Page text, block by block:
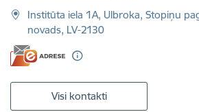
Institūta iela 1A, Ulbroka, Stopiņu
novads, LV-2130
Visi kontakti